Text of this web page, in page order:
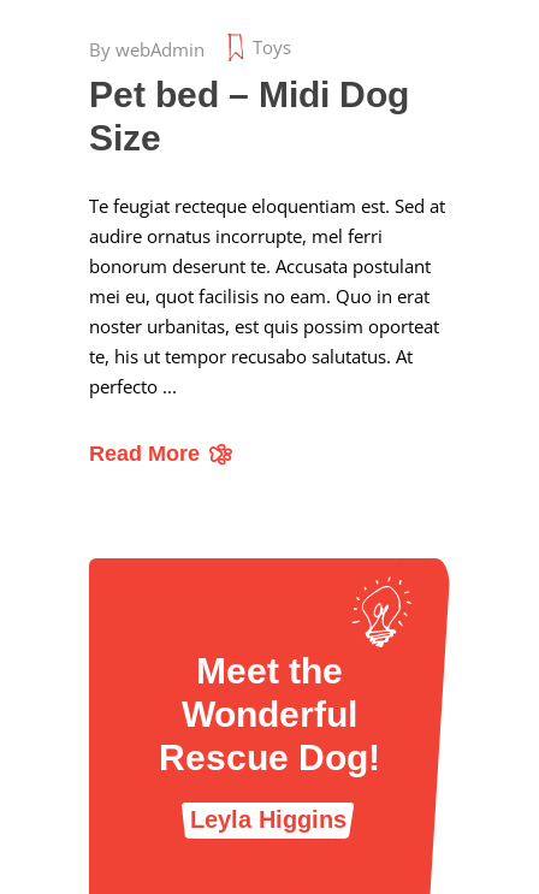
By webAdmin Toys
Pet bed – Midi Dog
Size
Te feugiat recteque eloquentiam est. Sed at
audire ornatus incorrupte, mel ferri
bonorum deserunt te. Accusata postulant
mei eu, quot facilisis no eam. Quo in erat
noster urbanitas, est quis possim oporteat
te, his ut tempor recusabo salutatus. At
perfecto
Read More
Meet the
Wonderful
Rescue Dog!
Leyla Higgins